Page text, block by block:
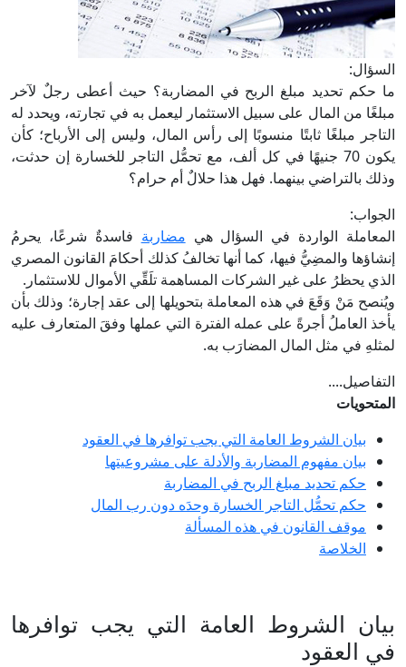
السؤال:
ما حكم تحديد مبلغ الربح في المضاربة؟ حيث أعطى رجلٌ لآخر
مبلغًا من المال على سبيل الاستثمار ليعمل به في تجارته، ويحدد له
التاجر مبلغًا ثابتًا منسوبًا إلى رأس المال، وليس إلى الأرباح؛ كأن
يكون 70 جنيهًا في كل ألف، مع تحمُّل التاجر للخسارة إن حدثت،
وذلك بالتراضي بينهما. فهل هذا حلالٌ أم حرام؟
الجواب:
المعاملة الواردة في السؤال هي مضاربة فاسدةٌ شرعًا، يحرمُ
إنشاؤها والمضِيُّ فيها، كما أنها تخالفُ كذلك أحكامَ القانون المصري
الذي يحظرُ على غير الشركات المساهمة تلَقِّي الأموال للاستثمار.
ويُنصح مَنْ وَقَعَ في هذه المعاملة بتحويلها إلى عقد إجارة؛ وذلك بأن
يأخذ العاملُ أجرةً على عمله الفترة التي عملها وفقَ المتعارف عليه
لمثلهِ في مثل المال المضارَب به.
التفاصيل....
المتحويات
بيان الشروط العامة التي يجب توافرها في العقود
بيان مفهوم المضاربة والأدلة على مشروعيتها
حكم تحديد مبلغ الربح في المضاربة
حكم تحمُّل التاجر الخسارة وحدَه دون رب المال
موقف القانون في هذه المسألة
الخلاصة
بيان الشروط العامة التي يجب توافرها
في العقود